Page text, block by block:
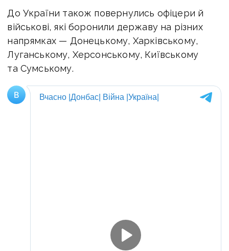
До України також повернулись офіцери й
військові, які боронили державу на різних
напрямках — Донецькому, Харківському,
Луганському, Херсонському, Київському
та Сумському.